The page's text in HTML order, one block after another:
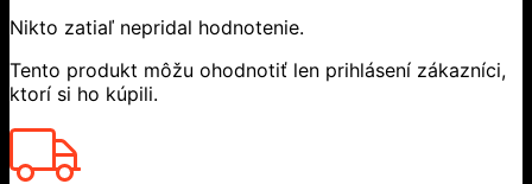
Nikto zatiaľ nepridal hodnotenie.
Tento produkt môžu ohodnotiť len prihlásení zákazníci,
ktorí si ho kúpili.